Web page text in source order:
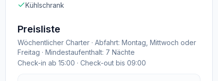
Kühlschrank
Preisliste
Wöchentlicher Charter · Abfahrt: Montag, Mittwoch oder
Freitag · Mindestaufenthalt: 7 Nächte
Check-in ab 15:00 · Check-out bis 09:00